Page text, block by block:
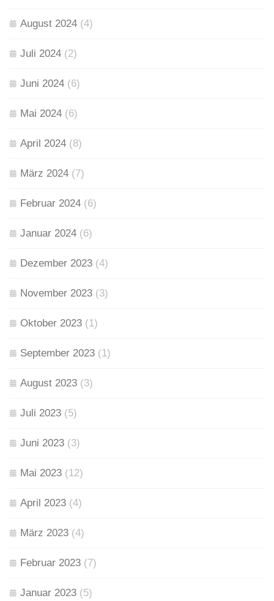
August 2024 (4)
Juli 2024 (2)
Juni 2024 (6)
Mai 2024 (6)
April 2024 (8)
März 2024 (7)
Februar 2024 (6)
Januar 2024 (6)
Dezember 2023 (4)
November 2023 (3)
Oktober 2023 (1)
September 2023 (1)
August 2023 (3)
Juli 2023 (5)
Juni 2023 (3)
Mai 2023 (12)
April 2023 (4)
März 2023 (4)
Februar 2023 (7)
Januar 2023 (5)